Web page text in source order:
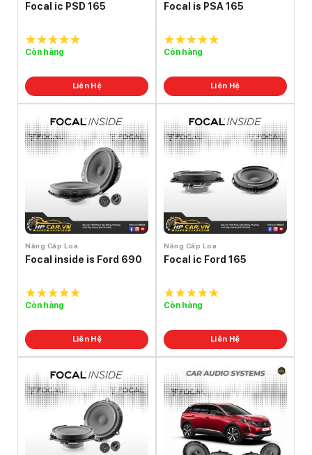
Focal ic PSD 165
5.0out of
Còn hàng
Liên Hệ
Focal is PSA 165
5.0out of
Còn hàng
Liên Hệ
Nâng Cấp Loa
Focal inside is Ford 690
5.0out of
Còn hàng
Liên Hệ
Nâng Cấp Loa
Focal ic Ford 165
5.0out of
Còn hàng
Liên Hệ